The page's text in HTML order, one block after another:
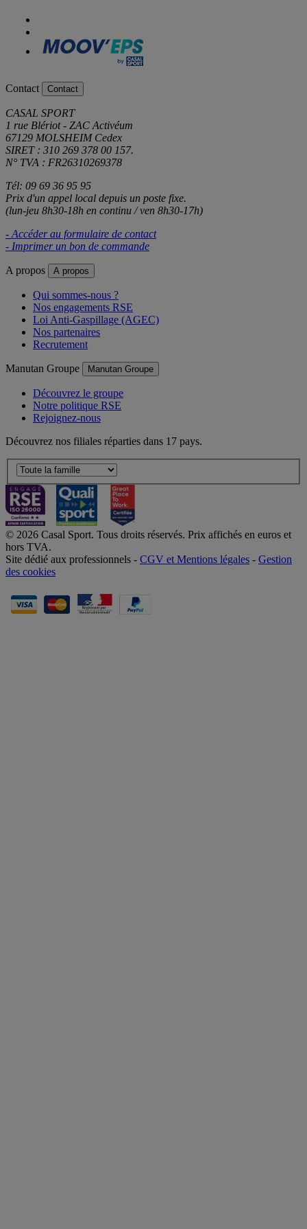
Contact Contact
CASAL SPORT
1 rue Blériot - ZAC Activéum
67129 MOLSHEIM Cedex
SIRET : 310 269 378 00 157.
N° TVA : FR26310269378
Tél: 09 69 36 95 95
Prix d'un appel local depuis un poste fixe.
(lun-jeu 8h30-18h en continu / ven 8h30-17h)
- Accéder au formulaire de contact
- Imprimer un bon de commande
A propos A propos
Qui sommes-nous ?
Nos engagements RSE
Loi Anti-Gaspillage (AGEC)
Nos partenaires
Recrutement
Manutan Groupe Manutan Groupe
Découvrez le groupe
Notre politique RSE
Rejoignez-nous
Découvrez nos filiales réparties dans 17 pays.
© 2026 Casal Sport. Tous droits réservés. Prix affichés en euros et
hors TVA.
Site dédié aux professionnels - CGV et Mentions légales - Gestion
des cookies